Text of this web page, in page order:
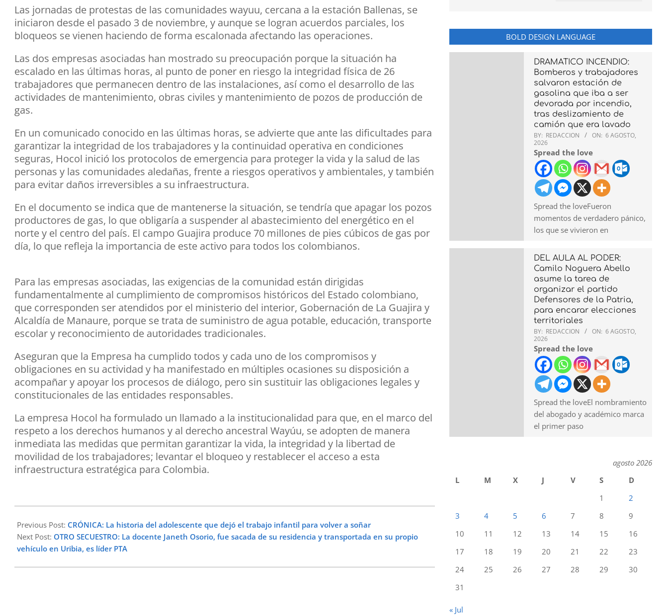
Las jornadas de protestas de las comunidades wayuu, cercana a la estación Ballenas, se
iniciaron desde el pasado 3 de noviembre, y aunque se logran acuerdos parciales, los
bloqueos se vienen haciendo de forma escalonada afectando las operaciones.
Las dos empresas asociadas han mostrado su preocupación porque la situación ha
escalado en las últimas horas, al punto de poner en riesgo la integridad física de 26
trabajadores que permanecen dentro de las instalaciones, así como el desarrollo de las
actividades de mantenimiento, obras civiles y mantenimiento de pozos de producción de
gas.
En un comunicado conocido en las últimas horas, se advierte que ante las dificultades para
garantizar la integridad de los trabajadores y la continuidad operativa en condiciones
seguras, Hocol inició los protocolos de emergencia para proteger la vida y la salud de las
personas y las comunidades aledañas, frente a riesgos operativos y ambientales, y también
para evitar daños irreversibles a su infraestructura.
En el documento se indica que de mantenerse la situación, se tendría que apagar los pozos
productores de gas, lo que obligaría a suspender al abastecimiento del energético en el
norte y el centro del país. El campo Guajira produce 70 millones de pies cúbicos de gas por
día, lo que refleja la importancia de este activo para todos los colombianos.
Para las empresas asociadas, las exigencias de la comunidad están dirigidas
fundamentalmente al cumplimiento de compromisos históricos del Estado colombiano,
que corresponden ser atendidos por el ministerio del interior, Gobernación de La Guajira y
Alcaldía de Manaure, porque se trata de suministro de agua potable, educación, transporte
escolar y reconocimiento de autoridades tradicionales.
Aseguran que la Empresa ha cumplido todos y cada uno de los compromisos y
obligaciones en su actividad y ha manifestado en múltiples ocasiones su disposición a
acompañar y apoyar los procesos de diálogo, pero sin sustituir las obligaciones legales y
constitucionales de las entidades responsables.
La empresa Hocol ha formulado un llamado a la institucionalidad para que, en el marco del
respeto a los derechos humanos y al derecho ancestral Wayúu, se adopten de manera
inmediata las medidas que permitan garantizar la vida, la integridad y la libertad de
movilidad de los trabajadores; levantar el bloqueo y restablecer el acceso a esta
infraestructura estratégica para Colombia.
11-
24
Previous Post: CRÓNICA: La historia del adolescente que dejó el trabajo infantil para volver a soñar
Next Post: OTRO SECUESTRO: La docente Janeth Osorio, fue sacada de su residencia y transportada en su propio
vehículo en Uribia, es líder PTA
BOLD DESIGN LANGUAGE
DRAMATICO INCENDIO:
Bomberos y trabajadores
salvaron estación de
gasolina que iba a ser
devorada por incendio,
tras deslizamiento de
camión que era lavado
BY: REDACCION ON: 6 AGOSTO,
2026
Spread the love
Spread the loveFueron
momentos de verdadero pánico,
los que se vivieron en
DEL AULA AL PODER:
Camilo Noguera Abello
asume la tarea de
organizar el partido
Defensores de la Patria,
para encarar elecciones
territoriales
BY: REDACCION ON: 6 AGOSTO,
2026
Spread the love
Spread the loveEl nombramiento
del abogado y académico marca
el primer paso
agosto 2026
L
M X J V S
D
1
2
3
4 5 6 7 8
9
10
11 12 13 14 15
16
17
18 19 20 21 22
23
24
25 26 27 28 29
30
31
« Jul